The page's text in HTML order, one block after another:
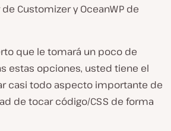
Customizer y OceanWP de
que le tomará un poco de
estas opciones, usted tiene el
casi todo aspecto importante de
de tocar código/CSS de forma